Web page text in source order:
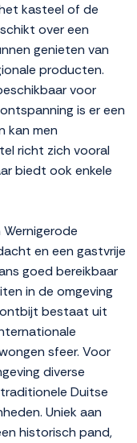
kasteel of de
over een
genieten van
producten.
voor
is er een
kan men
richt zich vooral
biedt ook enkele
en een gastvrije
goed bereikbaar
in de omgeving
ontbijt bestaat uit
sfeer. Voor
diverse
Duitse
Uniek aan
historisch pand,